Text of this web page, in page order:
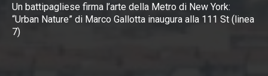
Un battipagliese firma l’arte della Metro di New York:
“Urban Nature” di Marco Gallotta inaugura alla 111 St (linea
7)